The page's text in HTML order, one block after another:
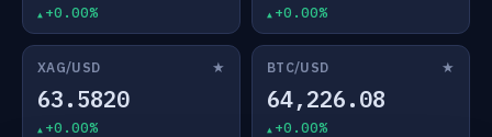
+0.00% +0.00%
XAG/USD ★
63.5820
+0.00%
BTC/USD ★
64,226.08
+0.00%